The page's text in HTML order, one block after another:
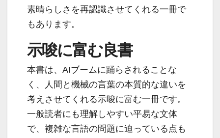
素晴らしさを再認識させてくれる一冊で
もあります。
示唆に富む良書
本書は、AIブームに踊らされることな
く、人間と機械の言葉の本質的な違いを
考えさせてくれる示唆に富む一冊です。
一般読者にも理解しやすい平易な文体
で、複雑な言語の問題に迫っている点も